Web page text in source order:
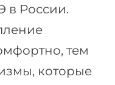
в России.
тем
которые